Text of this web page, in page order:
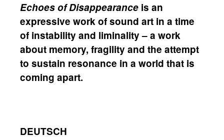
Echoes of Disappearance is an
expressive work of sound art in a time
of instability and liminality – a work
about memory, fragility and the attempt
to sustain resonance in a world that is
coming apart.
DEUTSCH